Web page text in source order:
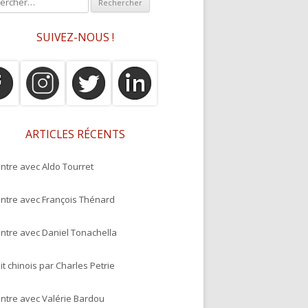
SUIVEZ-NOUS !
ARTICLES RÉCENTS
avec Aldo Tourret
avec François Thénard
avec Daniel Tonachella
chinois par Charles Petrie
avec Valérie Bardou